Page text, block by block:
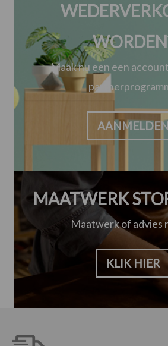
Maak nu een een
AANMELDEN
MAATWERK
Maatwerk of advies
KLIK HIER